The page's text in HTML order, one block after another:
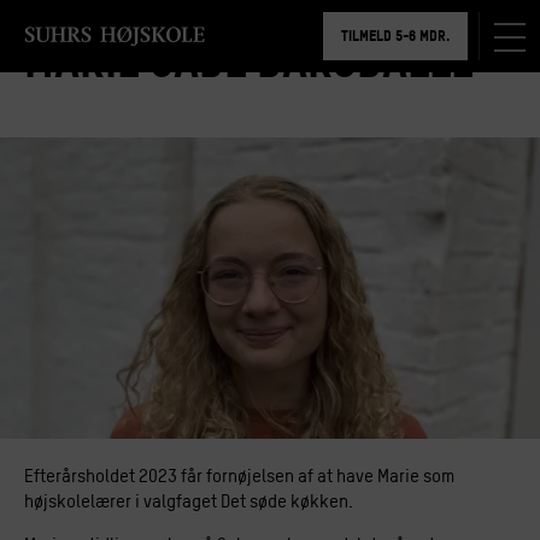
TILMELD 5-6 MDR.
BOOK RUNDVISNING
Marie Gade Barsballe
Efterårsholdet 2023 får fornøjelsen af at have Marie som
højskolelærer i valgfaget Det søde køkken.